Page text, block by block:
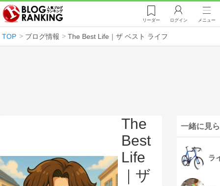
リーダー ログイン メニュー
TOP ブログ情報 The Best Life｜ザ ベスト ライフ
The
Best
Life
｜ザ
一緒に見
ラ